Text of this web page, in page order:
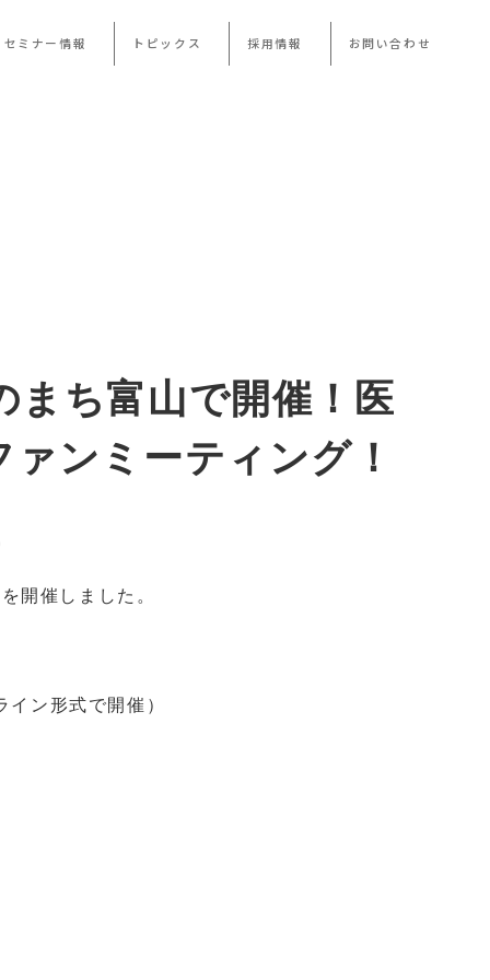
ミナー情報 トピックス 採用情報 お問い合わせ
まち富山で開催！医
ンミーティング！
開催しました。
イン形式で開催）